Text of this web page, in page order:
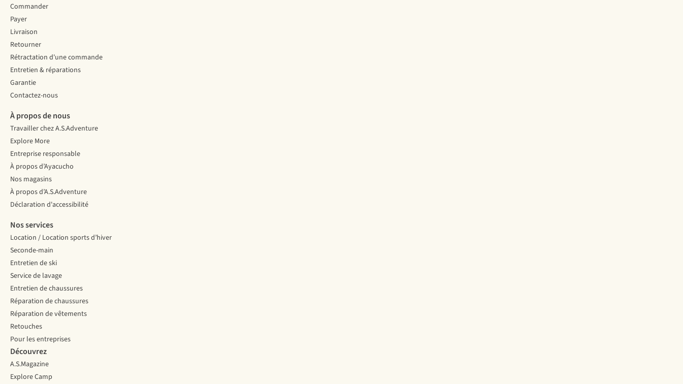
Commander
Payer
Livraison
Retourner
Rétractation d'une commande
Entretien & réparations
Garantie
Contactez-nous
À propos de nous
Travailler chez A.S.Adventure
Explore More
Entreprise responsable
À propos d’Ayacucho
Nos magasins
À propos d’A.S.Adventure
Déclaration d'accessibilité
Nos services
Location / Location sports d’hiver
Seconde-main
Entretien de ski
Service de lavage
Entretien de chaussures
Réparation de chaussures
Réparation de vêtements
Retouches
Pour les entreprises
Découvrez
A.S.Magazine
Explore Camp